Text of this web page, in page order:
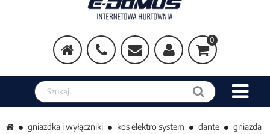
0
Szukaj w sklepie
gniazdka i wyłączniki kos elektro system dante
gniazda